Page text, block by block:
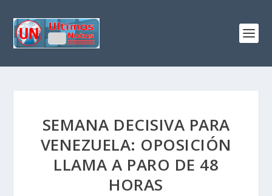
SEMANA DECISIVA PARA
VENEZUELA: OPOSICIÓN
LLAMA A PARO DE 48
HORAS